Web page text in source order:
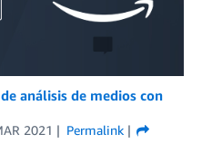
análisis de medios con
2021
Permalink